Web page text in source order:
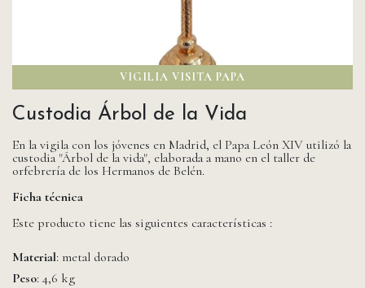
VIGILIA VISITA PAPA
Custodia Árbol de la Vida
En la vigila con los jóvenes en Madrid, el Papa León XIV utilizó la
custodia "Árbol de la vida", elaborada a mano en el taller de
orfebrería de los Hermanos de Belén.
Ficha técnica
Este producto tiene las siguientes características :
Material: metal dorado
Peso: 4,6 kg